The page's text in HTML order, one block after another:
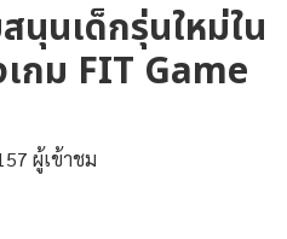
นเด็กรุ่นใหม่ใน
กม FIT Game
ผู้เข้าชม